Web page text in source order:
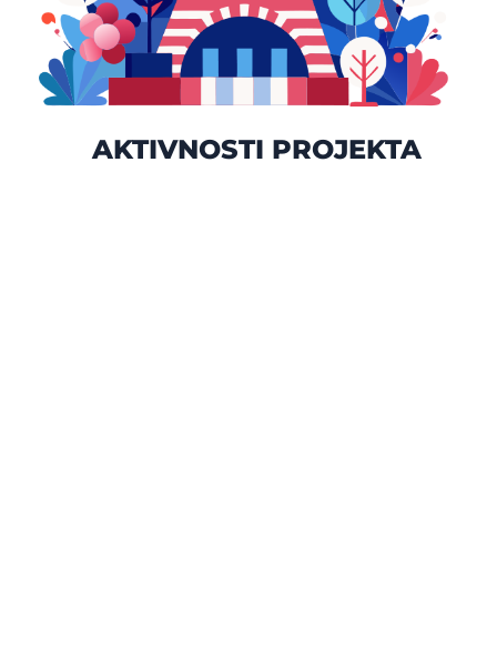
AKTIVNOSTI PROJEKTA